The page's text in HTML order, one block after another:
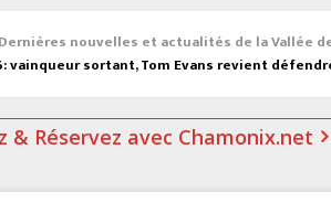
Dernières nouvelles et actualités de la Vallée
vainqueur sortant, Tom Evans revient
& Réservez avec Chamonix.net